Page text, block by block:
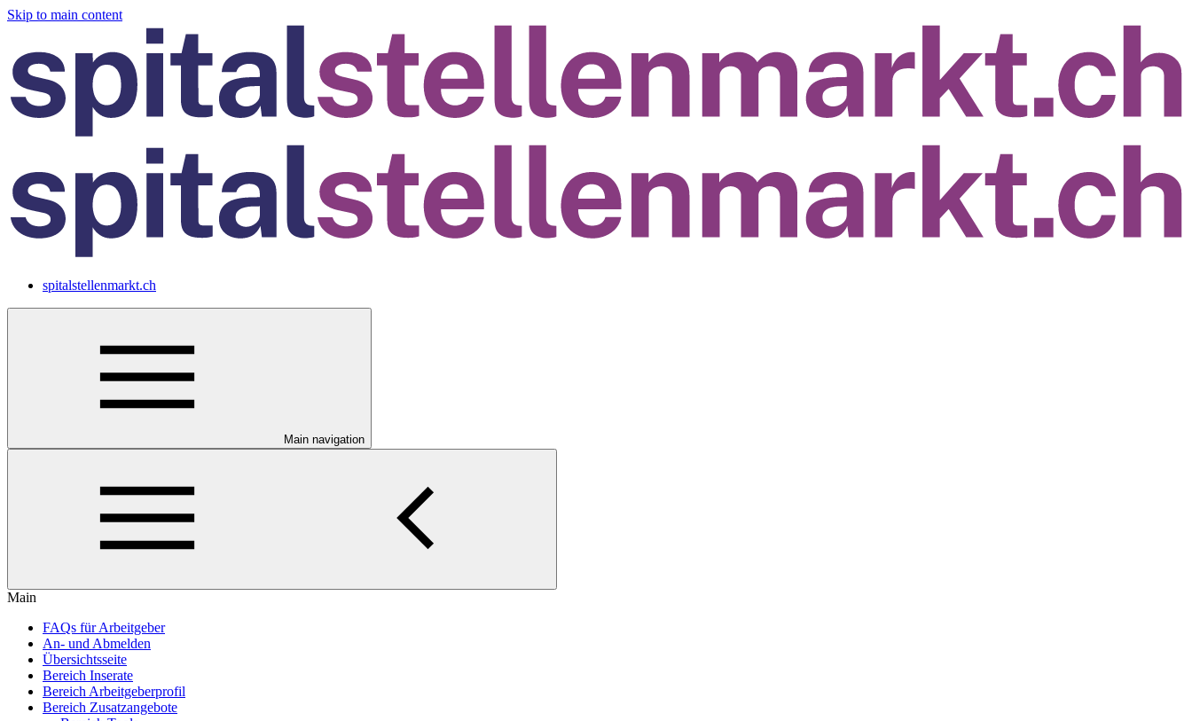
Skip to main content
spitalstellenmarkt.ch
Main navigation
Main
FAQs für Arbeitgeber
An- und Abmelden
Übersichtsseite
Bereich Inserate
Bereich Arbeitgeberprofil
Bereich Zusatzangebote